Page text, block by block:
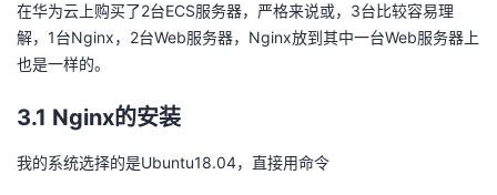
在华为云上购买了2台ECS服务器，严格来说或，3台比较容易理
解，1台Nginx，2台Web服务器，Nginx放到其中一台Web服务器上
也是一样的。
3.1 Nginx的安装
我的系统选择的是Ubuntu18.04，直接用命令